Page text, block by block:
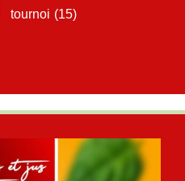
tournoi (15)